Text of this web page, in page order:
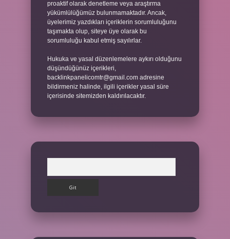
proaktif olarak denetleme veya araştırma
yükümlülüğümüz bulunmamaktadır. Ancak,
üyelerimiz yazdıkları içeriklerin sorumluluğunu
taşımakta olup, siteye üye olarak bu
sorumluluğu kabul etmiş sayılırlar.
Hukuka ve yasal düzenlemelere aykırı olduğunu
düşündüğünüz içerikleri,
backlinkpanelicomtr@gmail.com adresine
bildirmeniz halinde, ilgili içerikler yasal süre
içerisinde sitemizden kaldırılacaktır.